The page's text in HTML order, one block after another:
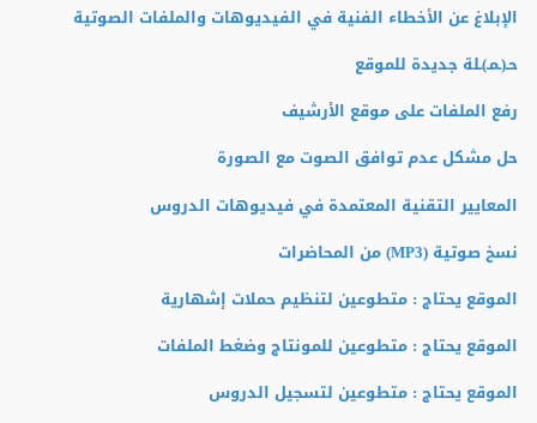
الإبلاغ عن الأخطاء الفنية في الفيديوهات والملفات الصوتية
حـ(ـمـ)ـلة جديدة للموقع
رفع الملفات على موقع الأرشيف
حل مشكل عدم توافق الصوت مع الصورة
المعايير التقنية المعتمدة في فيديوهات الدروس
نسخ صوتية (MP3) من المحاضرات
الموقع يحتاج : متطوعين لتنظيم حملات إشهارية
الموقع يحتاج : متطوعين للمونتاج وضغط الملفات
الموقع يحتاج : متطوعين لتسجيل الدروس